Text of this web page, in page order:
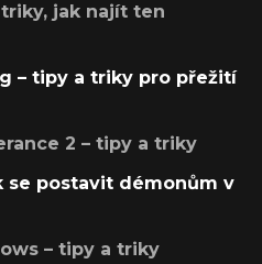
jak najít ten
– tipy a triky pro přežití
2 – tipy a triky
se postavit démonům v
– tipy a triky